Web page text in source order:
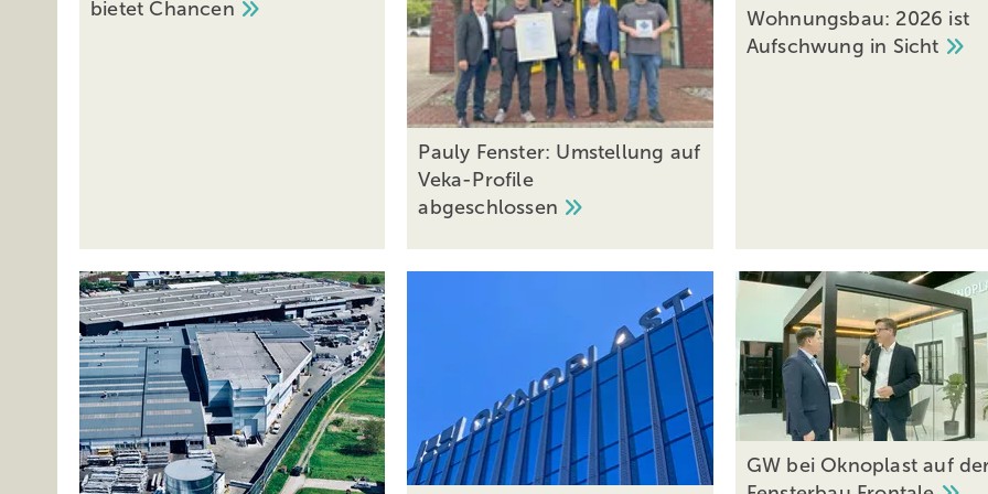
bietet Chancen
Pauly Fenster: Umstellung auf
Veka-Profile
abgeschlossen
Wohnungsbau: 2026 ist
Aufschwung in Sicht
GW bei Oknoplast auf